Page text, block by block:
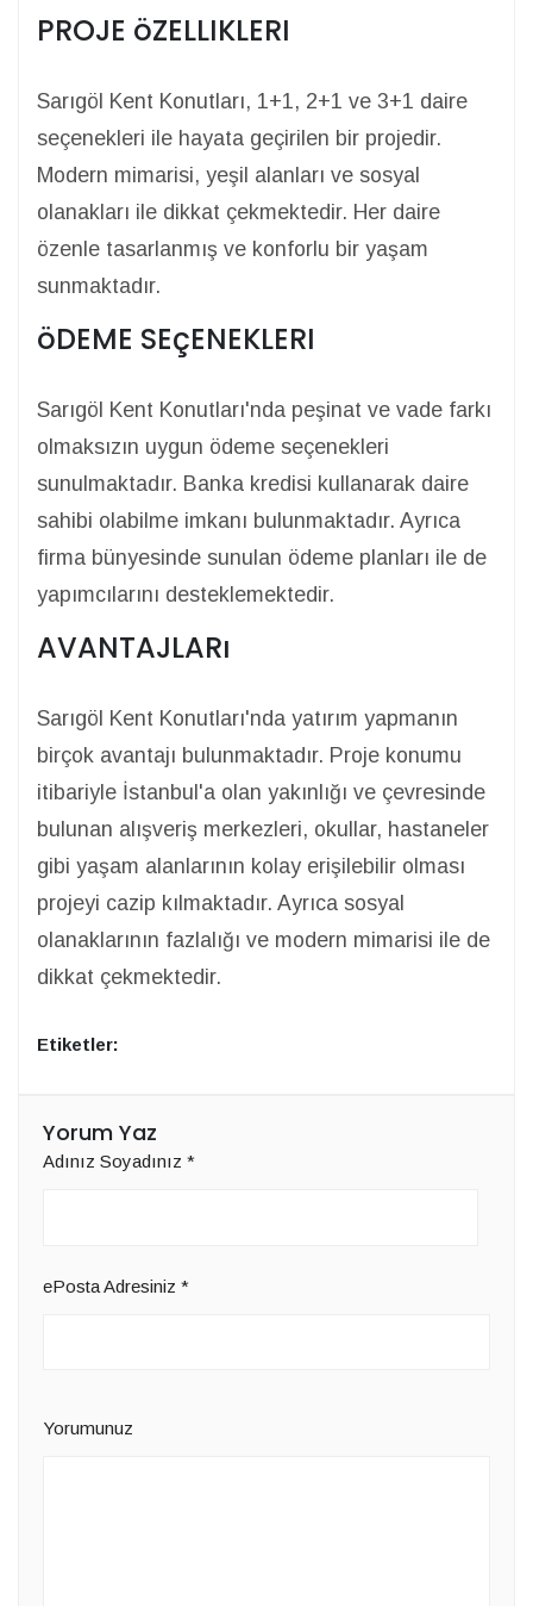
PROJE öZELLIKLERI
Sarıgöl Kent Konutları, 1+1, 2+1 ve 3+1 daire
seçenekleri ile hayata geçirilen bir projedir.
Modern mimarisi, yeşil alanları ve sosyal
olanakları ile dikkat çekmektedir. Her daire
özenle tasarlanmış ve konforlu bir yaşam
sunmaktadır.
öDEME SEçENEKLERI
Sarıgöl Kent Konutları'nda peşinat ve vade farkı
olmaksızın uygun ödeme seçenekleri
sunulmaktadır. Banka kredisi kullanarak daire
sahibi olabilme imkanı bulunmaktadır. Ayrıca
firma bünyesinde sunulan ödeme planları ile de
yapımcılarını desteklemektedir.
AVANTAJLARı
Sarıgöl Kent Konutları'nda yatırım yapmanın
birçok avantajı bulunmaktadır. Proje konumu
itibariyle İstanbul'a olan yakınlığı ve çevresinde
bulunan alışveriş merkezleri, okullar, hastaneler
gibi yaşam alanlarının kolay erişilebilir olması
projeyi cazip kılmaktadır. Ayrıca sosyal
olanaklarının fazlalığı ve modern mimarisi ile de
dikkat çekmektedir.
Etiketler:
Yorum Yaz
Adınız Soyadınız *
ePosta Adresiniz *
Yorumunuz